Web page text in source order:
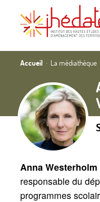
Accueil La médiathèque
Anna Westerholm
responsable du
programmes